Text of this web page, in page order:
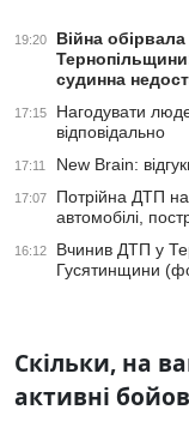
19:20
Війна
судинна
17:15
Нагодувати
відповідально
17:11 New Brain:
17:07
Потрійна ДТП
автомобілі,
16:12
Вчинив ДТП у
Гусятинщини
Скільки, на
активні